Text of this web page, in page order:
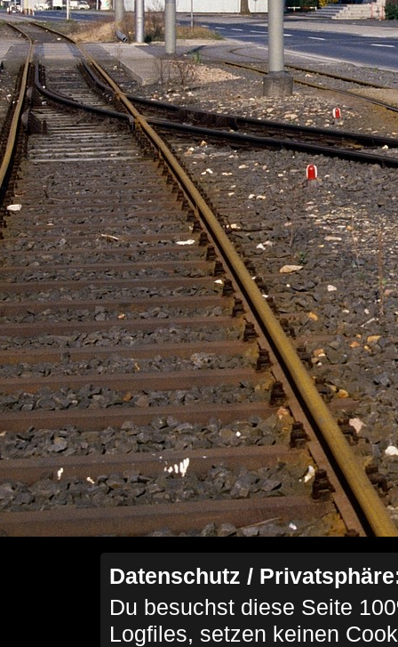
Datenschutz /
Du besuchst diese Seite
Logfiles, setzen keinen